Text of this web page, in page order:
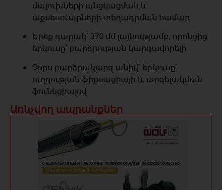
մալուխների անցկացման և
աքսեսուարների տեղադրման համար
Երեք դարակ՝ 370 մմ լայնությամբ, որոնցից
երկուսը՝ բարձրության կարգավորելի
Չորս բարձրակարգ անիվ՝ երկուսը՝
ուղղության ֆիքսացիայի և արգելակման
ֆունկցիայով
Առնչվող ապրանքներ